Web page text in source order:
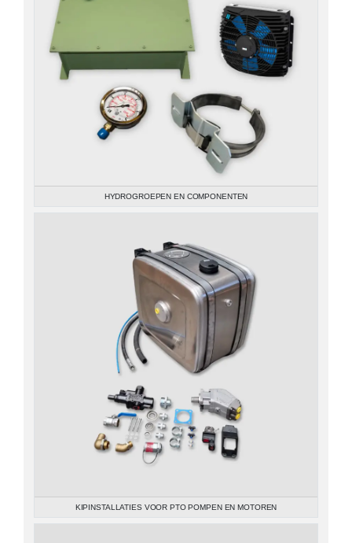
HYDROGROEPEN EN COMPONENTEN
KIPINSTALLATIES VOOR PTO POMPEN EN MOTOREN